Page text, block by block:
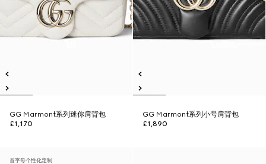
GG Marmont系列迷你肩背包
£1,170
GG Marmont系列小号肩背包
£1,890
首字母个性化定制